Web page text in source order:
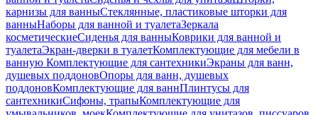
карнизы для ванныСтеклянные, пластиковые шторки для
ванныНаборы для ванной и туалетаЗеркала
косметическиеСиденья для ванныКоврики для ванной и
туалетаЭкран-дверки в туалетКомплектующие для мебели в
ванную Комплектующие для сантехникиЭкраны для ванн,
душевых поддоновОпоры для ванн, душевых
поддоновКомплектующие для ваннПлинтусы для
сантехникиСифоны, трапыКомплектующие для